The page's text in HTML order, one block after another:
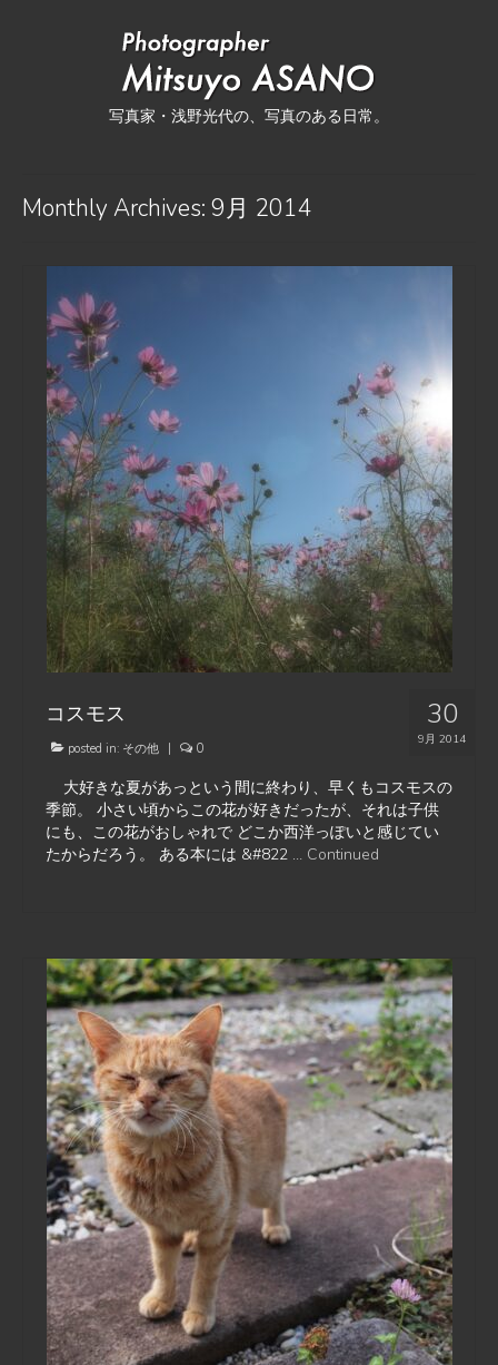
写真家・浅野光代の、写真のある日常。
Monthly Archives: 9月 2014
30
9月 2014
コスモス
posted in: その他 0
大好きな夏があっという間に終わり、早くもコスモスの
季節。 小さい頃からこの花が好きだったが、それは子供
にも、この花がおしゃれで どこか西洋っぽいと感じてい
たからだろう。 ある本には &#822 … Continued